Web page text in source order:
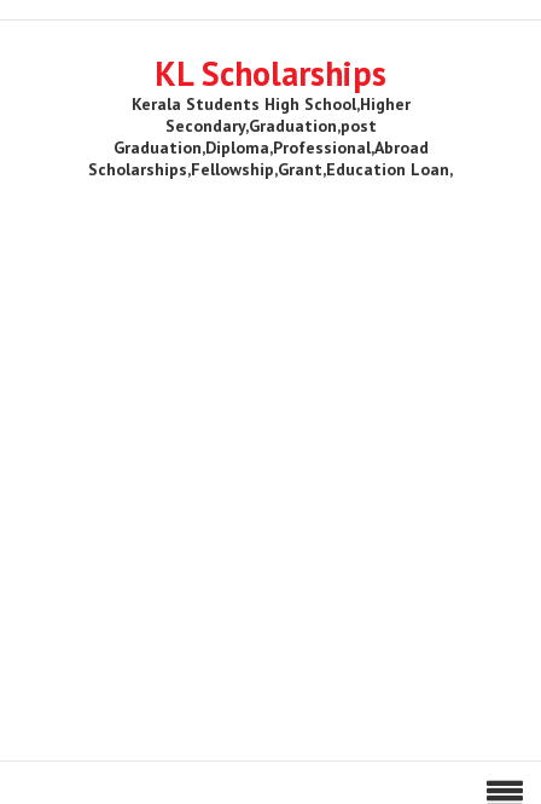
KL Scholarships
Kerala Students High School,Higher
Secondary,Graduation,post
Graduation,Diploma,Professional,Abroad
Scholarships,Fellowship,Grant,Education Loan,